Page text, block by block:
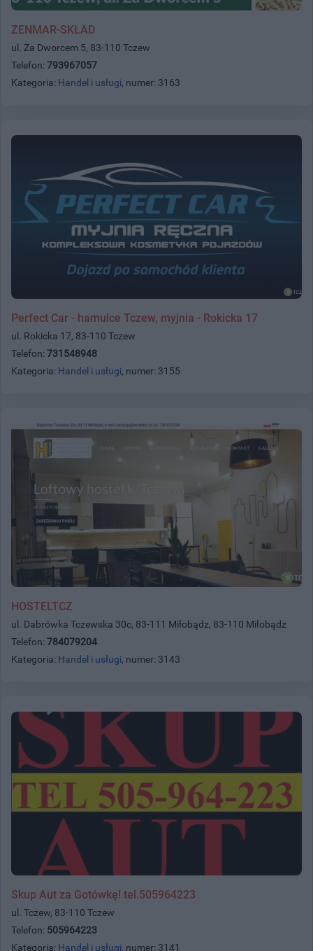
ZENMAR-SKŁAD
ul. Za Dworcem 5, 83-110 Tczew
Telefon: 793967057
Kategoria: Handel i usługi, numer: 3163
Perfect Car - hamulce Tczew, myjnia - Rokicka 17
ul. Rokicka 17, 83-110 Tczew
Telefon: 731548948
Kategoria: Handel i usługi, numer: 3155
HOSTELTCZ
ul. Dabrówka Tczewska 30c, 83-111 Miłobądz, 83-110 Miłobądz
Telefon: 784079204
Kategoria: Handel i usługi, numer: 3143
Skup Aut za Gotówkę! tel.505964223
ul. Tczew, 83-110 Tczew
Telefon: 505964223
Kategoria: Handel i usługi, numer: 3141